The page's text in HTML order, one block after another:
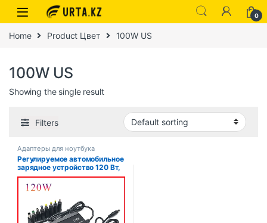
0
Home Product Цвет 100W US
100W US
Showing the single result
Filters
Адаптеры для ноутбука
Регулируемое автомобильное
зарядное устройство 120 Вт,
220 В, 110 В до 12 В, 15 В, 16
В, 18 В, 19 В, 20 В, 22 В, 24 В,
универсальный адаптер
питания переменного и
постоянного тока, питание от
USB для ноутбука